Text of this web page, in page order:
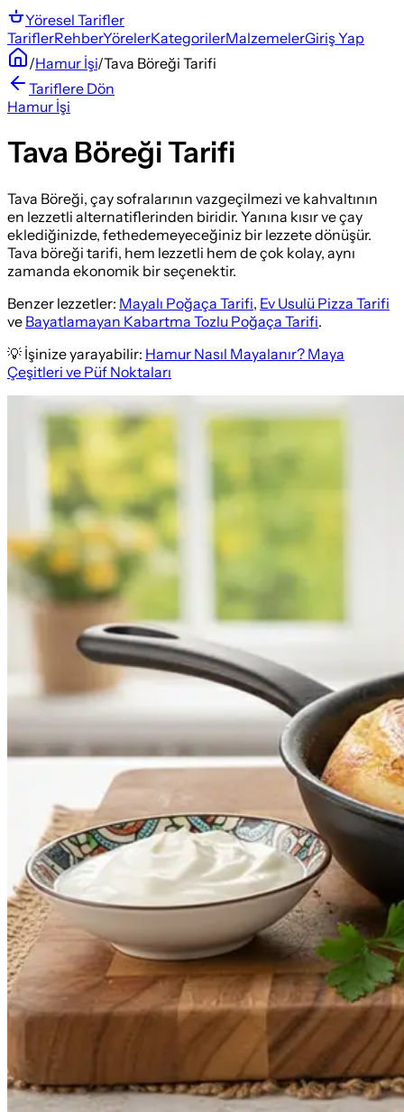
Yöresel Tarifler
TariflerRehberYörelerKategorilerMalzemelerGiriş Yap
/Hamur İşi/Tava Böreği Tarifi
Tariflere Dön
Hamur İşi
Tava Böreği Tarifi
Tava Böreği, çay sofralarının vazgeçilmezi ve kahvaltının
en lezzetli alternatiflerinden biridir. Yanına kısır ve çay
eklediğinizde, fethedemeyeceğiniz bir lezzete dönüşür.
Tava böreği tarifi, hem lezzetli hem de çok kolay, aynı
zamanda ekonomik bir seçenektir.
Benzer lezzetler: Mayalı Poğaça Tarifi, Ev Usulü Pizza Tarifi
ve Bayatlamayan Kabartma Tozlu Poğaça Tarifi.
💡 İşinize yarayabilir: Hamur Nasıl Mayalanır? Maya
Çeşitleri ve Püf Noktaları